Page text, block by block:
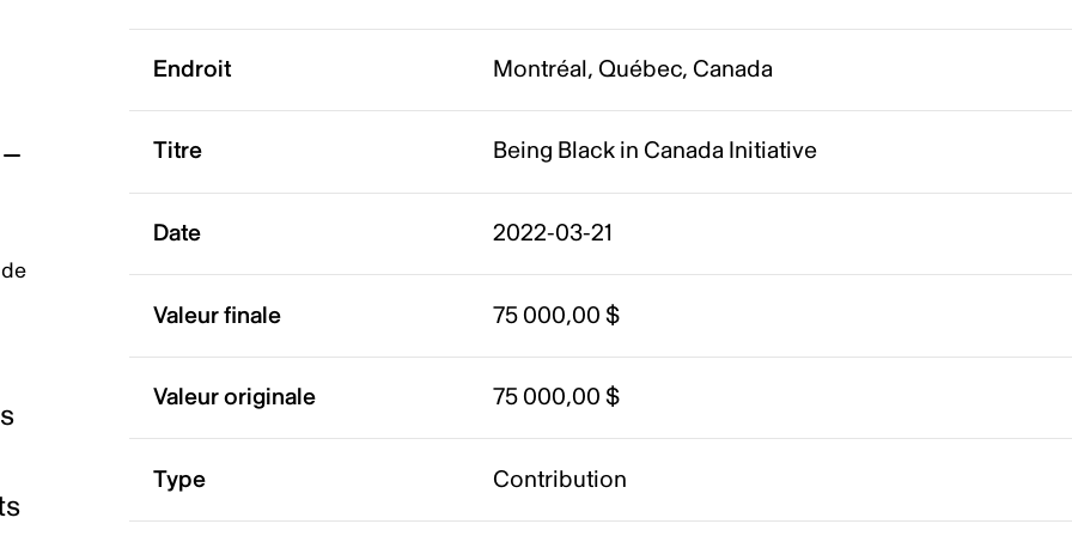
Endroit Montréal, Québec, Canada
Titre Being Black in Canada Initiative
Date 2022-03-21
Valeur finale 75 000,00 $
Valeur originale 75 000,00 $
Type Contribution